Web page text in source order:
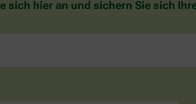
sich hier an und sichern Sie sich